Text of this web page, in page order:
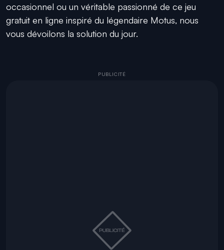
occasionnel ou un véritable passionné de ce jeu
gratuit en ligne inspiré du légendaire Motus, nous
vous dévoilons la solution du jour.